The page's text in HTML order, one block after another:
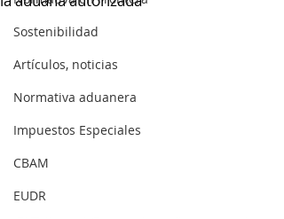
Sostenibilidad
Artículos, noticias
Normativa aduanera
Impuestos Especiales
CBAM
EUDR